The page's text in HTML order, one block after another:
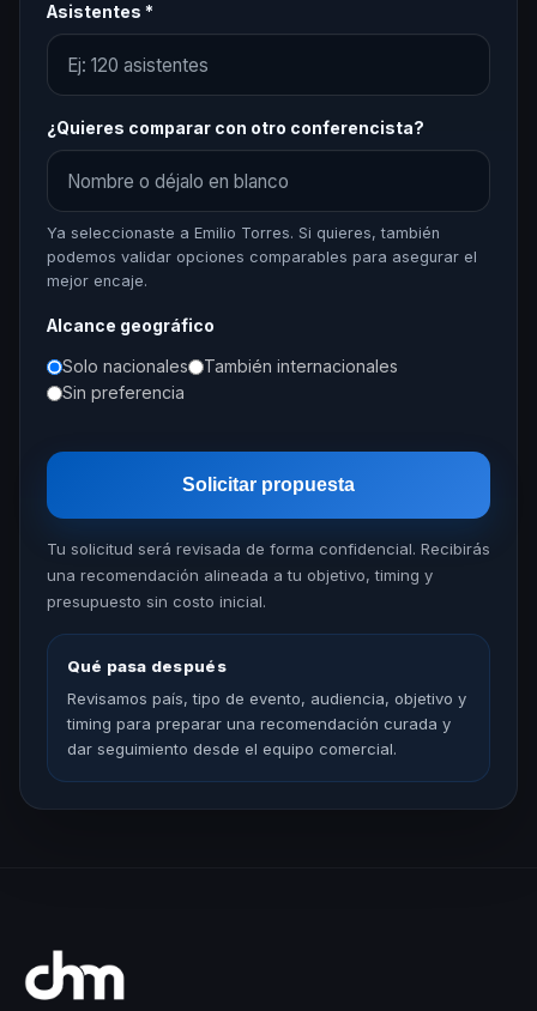
Asistentes *
¿Quieres comparar con otro conferencista?
Ya seleccionaste a Emilio Torres. Si quieres, también
podemos validar opciones comparables para asegurar el
mejor encaje.
Alcance geográfico
Solo nacionales
También internacionales
Sin preferencia
Solicitar propuesta
Tu solicitud será revisada de forma confidencial. Recibirás
una recomendación alineada a tu objetivo, timing y
presupuesto sin costo inicial.
Qué pasa después
Revisamos país, tipo de evento, audiencia, objetivo y
timing para preparar una recomendación curada y
dar seguimiento desde el equipo comercial.